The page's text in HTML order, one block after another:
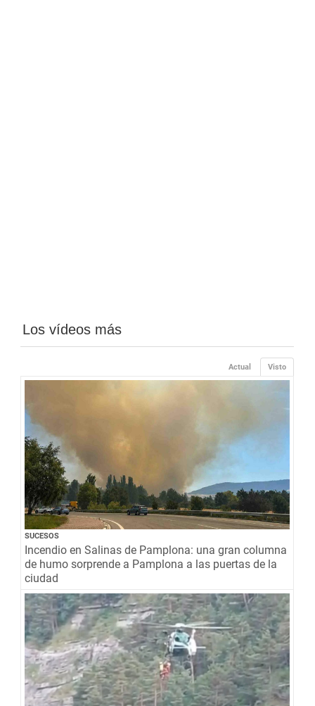
Los vídeos más
Visto
Actual
SUCESOS
Incendio en Salinas de Pamplona: una gran columna
de humo sorprende a Pamplona a las puertas de la
ciudad